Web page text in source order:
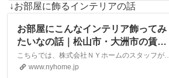
↓お部屋に飾るインテリアの話
お部屋にこんなインテリア飾ってみ
たいなの話｜松山市・大洲市の賃
貸・不動産なら株式会社NYホーム こちらでは、株式会社ＮＹホームのスタッフが執筆したスタッフブログ記事、「お部屋にこんなインテリア飾ってみたいなの話」をご
www.nyhome.jp